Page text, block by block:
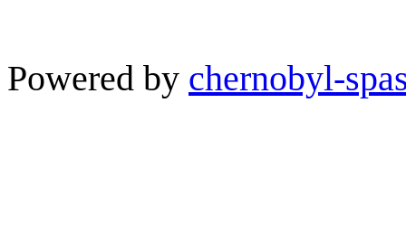
Powered by chernobyl-